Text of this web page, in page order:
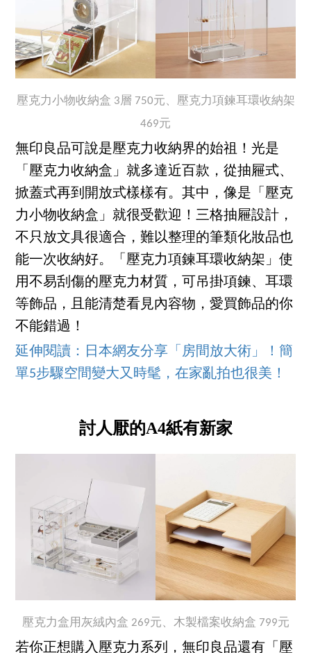
壓克力小物收納盒 3層 750元、壓克力項鍊耳環收納架
469元
無印良品可說是壓克力收納界的始祖！光是
「壓克力收納盒」就多達近百款，從抽屜式、
掀蓋式再到開放式樣樣有。其中，像是「壓克
力小物收納盒」就很受歡迎！三格抽屜設計，
不只放文具很適合，難以整理的筆類化妝品也
能一次收納好。「壓克力項鍊耳環收納架」使
用不易刮傷的壓克力材質，可吊掛項鍊、耳環
等飾品，且能清楚看見內容物，愛買飾品的你
不能錯過！
延伸閱讀：日本網友分享「房間放大術」！簡
單5步驟空間變大又時髦，在家亂拍也很美！
討人厭的A4紙有新家
壓克力盒用灰絨內盒 269元、木製檔案收納盒 799元
若你正想購入壓克力系列，無印良品還有「壓